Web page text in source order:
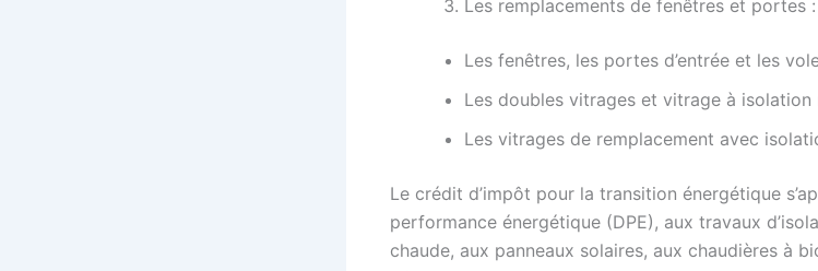
Les remplacements de fenêtres et portes :
Les fenêtres, les portes d’entrée et les
Les doubles vitrages et vitrage à isolation
Les vitrages de remplacement avec
Le crédit d’impôt pour la transition énergétique
performance énergétique (DPE), aux travaux
chaude, aux panneaux solaires, aux chaudières à